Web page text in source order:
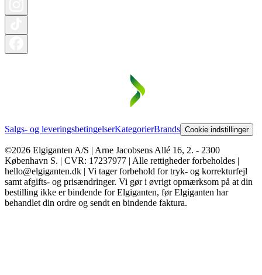
Salgs- og leveringsbetingelserKategorierBrands Cookie indstillinger
©2026 Elgiganten A/S | Arne Jacobsens Allé 16, 2. - 2300
København S. | CVR: 17237977 | Alle rettigheder forbeholdes |
hello@elgiganten.dk | Vi tager forbehold for tryk- og korrekturfejl
samt afgifts- og prisændringer. Vi gør i øvrigt opmærksom på at din
bestilling ikke er bindende for Elgiganten, før Elgiganten har
behandlet din ordre og sendt en bindende faktura.